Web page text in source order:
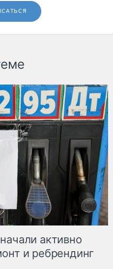
активно
и ребрендинг